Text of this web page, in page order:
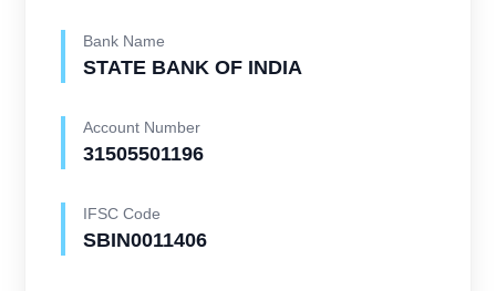
Bank Name
STATE BANK OF INDIA
Account Number
31505501196
IFSC Code
SBIN0011406